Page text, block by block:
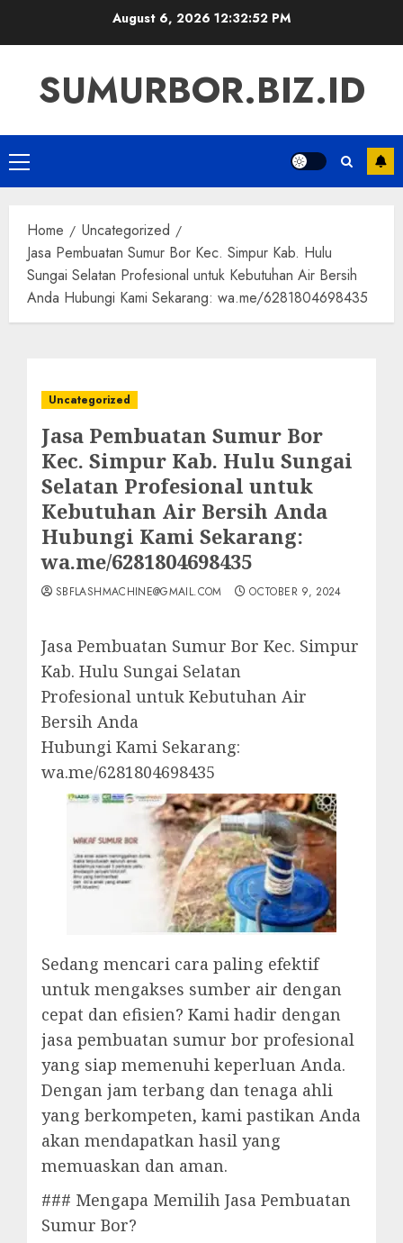
August 6, 2026 12:32:53 PM
SUMURBOR.BIZ.ID
Primary
Menu
Home
Uncategorized
Jasa Pembuatan Sumur Bor Kec. Simpur Kab. Hulu
Sungai Selatan Profesional untuk Kebutuhan Air Bersih
Anda Hubungi Kami Sekarang: wa.me/6281804698435
Uncategorized
Jasa Pembuatan Sumur Bor
Kec. Simpur Kab. Hulu Sungai
Selatan Profesional untuk
Kebutuhan Air Bersih Anda
Hubungi Kami Sekarang:
wa.me/6281804698435
SBFLASHMACHINE@GMAIL.COM OCTOBER 9, 2024
Jasa Pembuatan Sumur Bor Kec. Simpur
Kab. Hulu Sungai Selatan
Profesional untuk Kebutuhan Air
Bersih Anda
Hubungi Kami Sekarang:
wa.me/6281804698435
Sedang mencari cara paling efektif
untuk mengakses sumber air dengan
cepat dan efisien? Kami hadir dengan
jasa pembuatan sumur bor profesional
yang siap memenuhi keperluan Anda.
Dengan jam terbang dan tenaga ahli
yang berkompeten, kami pastikan Anda
akan mendapatkan hasil yang
memuaskan dan aman.
### Mengapa Memilih Jasa Pembuatan
Sumur Bor?